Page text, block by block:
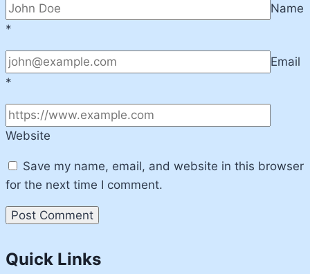
Name
*
Email
*
Website
Save my name, email, and website in this browser
for the next time I comment.
Quick Links